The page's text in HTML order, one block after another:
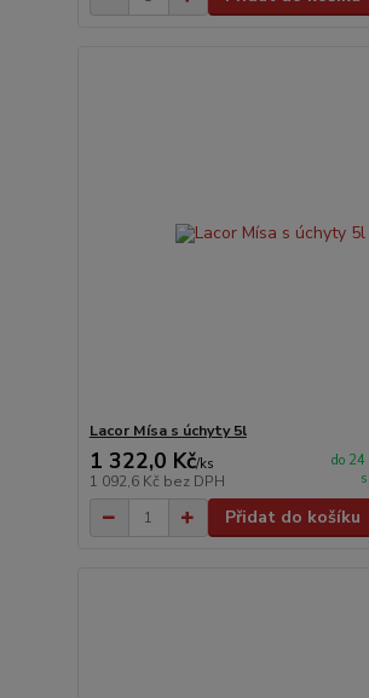
Lacor Mísa s úchyty 5l
1 322,0 Kč/ks
1 092,6 Kč bez DPH
do 24
Přidat do košíku